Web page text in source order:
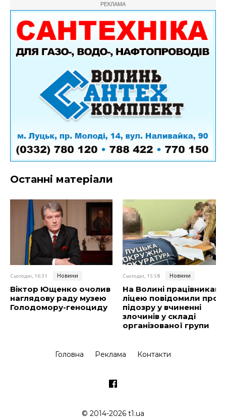
РЕКЛАМА
Останні матеріали
Сьогодні, 16:31 Новини
Віктор Ющенко очолив
наглядову раду музею
Голодомору-геноциду
Сьогодні, 15:58 Новини
На Волині працівникам
ліцею повідомили про
підозру у вчиненні
злочинів у складі
організованої групи
Головна Реклама Контакти
© 2014-2026 t1.ua